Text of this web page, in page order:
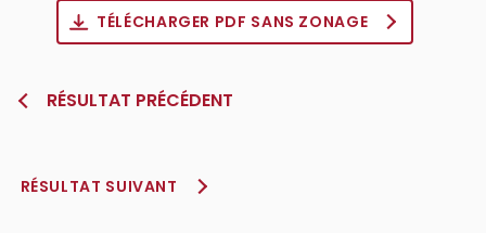
TÉLÉCHARGER PDF SANS ZONAGE
RÉSULTAT PRÉCÉDENT
RÉSULTAT SUIVANT